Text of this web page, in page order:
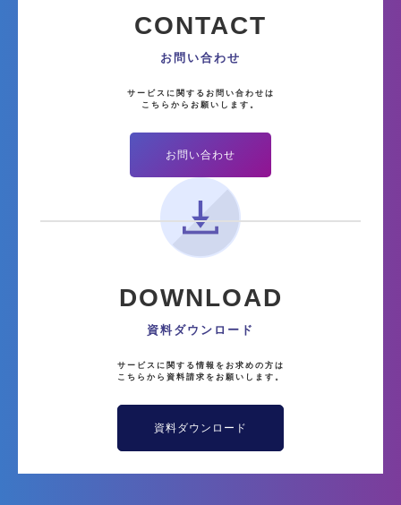
CONTACT
お問い合わせ
サービスに関するお問い合わせは
こちらからお願いします。
お問い合わせ
DOWNLOAD
資料ダウンロード
サービスに関する情報をお求めの方は
こちらから資料請求をお願いします。
資料ダウンロード